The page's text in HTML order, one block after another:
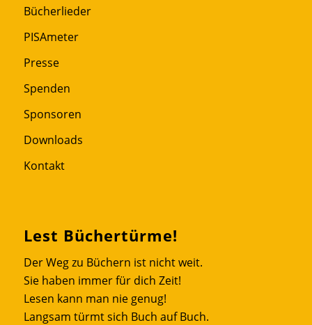
Bücherlieder
PISAmeter
Presse
Spenden
Sponsoren
Downloads
Kontakt
Lest Büchertürme!
Der Weg zu Büchern ist nicht weit.
Sie haben immer für dich Zeit!
Lesen kann man nie genug!
Langsam türmt sich Buch auf Buch.